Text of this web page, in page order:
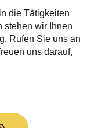
die Tätigkeiten
stehen wir Ihnen
Rufen Sie uns an
uns darauf,